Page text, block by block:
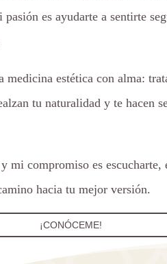
es ayudarte a sentirte
medicina estética con alma:
tu naturalidad y te hacen
mi compromiso es escucharte,
hacia tu mejor versión.
¡CONÓCEME!